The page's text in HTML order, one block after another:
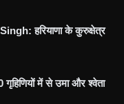
हरियाणा के कुरुक्षेत्र
में से उमा और श्वेता